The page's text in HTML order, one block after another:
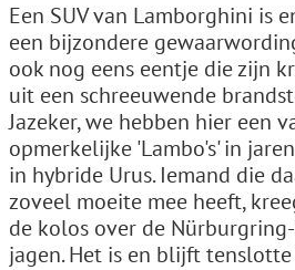
Een SUV van Lamborghini is
een bijzondere
ook nog eens eentje die zijn
uit een schreeuwende
Jazeker, we hebben hier een
opmerkelijke 'Lambo's' in
in hybride Urus. Iemand die
zoveel moeite mee heeft,
de kolos over de
jagen. Het is en blijft